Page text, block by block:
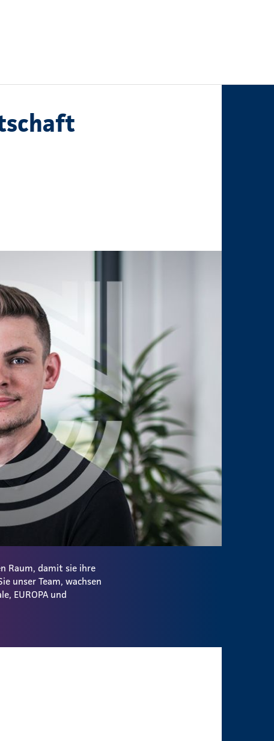
Raum, damit sie ihre
unser Team, wachsen
EUROPA und